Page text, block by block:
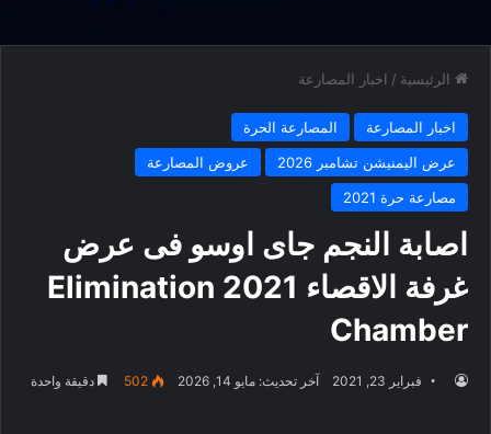
الرئيسية / اخبار المصارعة
اخبار المصارعة
المصارعة الحرة
عرض اليمنيشن تشامبر 2026
عروض المصارعة
مصارعة حرة 2021
اصابة النجم جاى اوسو فى عرض
غرفة الاقصاء 2021 Elimination
Chamber
فبراير 23, 2021 آخر تحديث: مايو 14, 2026 502 دقيقة واحدة